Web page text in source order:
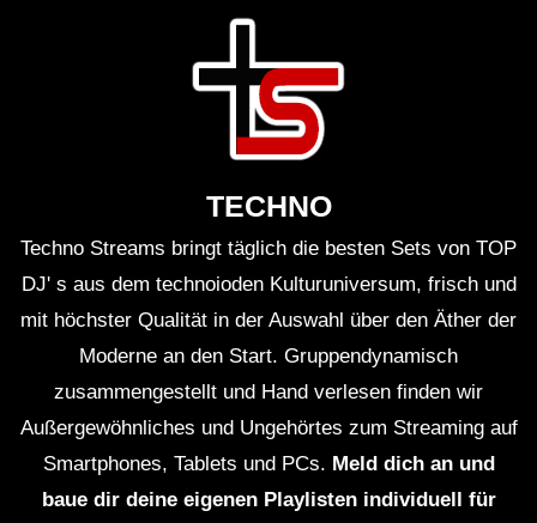
TECHNO
Techno Streams bringt täglich die besten Sets von TOP
DJ' s aus dem technoioden Kulturuniversum, frisch und
mit höchster Qualität in der Auswahl über den Äther der
Moderne an den Start. Gruppendynamisch
zusammengestellt und Hand verlesen finden wir
Außergewöhnliches und Ungehörtes zum Streaming auf
Smartphones, Tablets und PCs. Meld dich an und
baue dir deine eigenen Playlisten individuell für